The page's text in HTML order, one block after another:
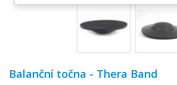
Balanční točna - Thera Band